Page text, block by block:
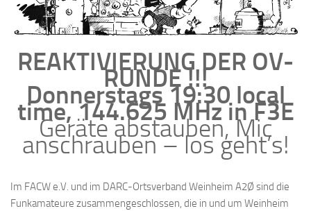
REAKTIVIERUNG DER OV-
RUNDE !!!
Donnerstags 19:30 local
time, 144.625 MHz in F3E
Geräte abstauben, Mic
anschrauben – los geht’s!
Im FACW e.V. und im DARC-Ortsverband Weinheim A2Ø sind die
Funkamateure zusammengeschlossen, die in und um Weinheim